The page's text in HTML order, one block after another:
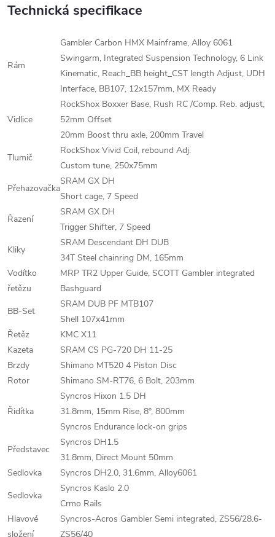
Technická specifikace
Rám
Gambler Carbon HMX Mainframe, Alloy 6061
Swingarm, Integrated Suspension Technology, 6 Link
Kinematic, Reach_BB height_CST length Adjust, UDH
Interface, BB107, 12x157mm, MX Ready
Vidlice
RockShox Boxxer Base, Rush RC /Comp. Reb. adjust,
52mm Offset
20mm Boost thru axle, 200mm Travel
Tlumič
RockShox Vivid Coil, rebound Adj.
Custom tune, 250x75mm
Přehazovačka
SRAM GX DH
Short cage, 7 Speed
Řazení
SRAM GX DH
Trigger Shifter, 7 Speed
Kliky
SRAM Descendant DH DUB
34T Steel chainring DM, 165mm
Vodítko
řetězu
MRP TR2 Upper Guide, SCOTT Gambler integrated
Bashguard
BB-Set
SRAM DUB PF MTB107
Shell 107x41mm
Řetěz
KMC X11
Kazeta
SRAM CS PG-720 DH 11-25
Brzdy
Shimano MT520 4 Piston Disc
Rotor
Shimano SM-RT76, 6 Bolt, 203mm
Řidítka
Syncros Hixon 1.5 DH
31.8mm, 15mm Rise, 8°, 800mm
Syncros Endurance lock-on grips
Představec
Syncros DH1.5
31.8mm, Direct Mount 50mm
Sedlovka
Syncros DH2.0, 31.6mm, Alloy6061
Sedlovka
Syncros Kaslo 2.0
Crmo Rails
Hlavové
složení
Syncros-Acros Gambler Semi integrated, ZS56/28.6-
ZS56/40